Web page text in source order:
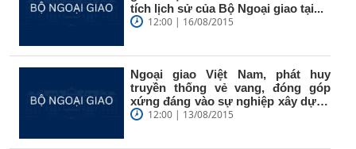
tích lịch sử của Bộ Ngoại giao tại...
12:00 | 16/08/2015
Ngoại giao Việt Nam, phát huy
truyền thống vẻ vang, đóng góp
xứng đáng vào sự nghiệp xây dựng
và...12:00 | 13/08/2015